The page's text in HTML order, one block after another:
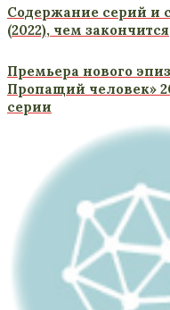
Содержание серий и
(2022), чем
Премьера нового
Пропащий человек»
серии